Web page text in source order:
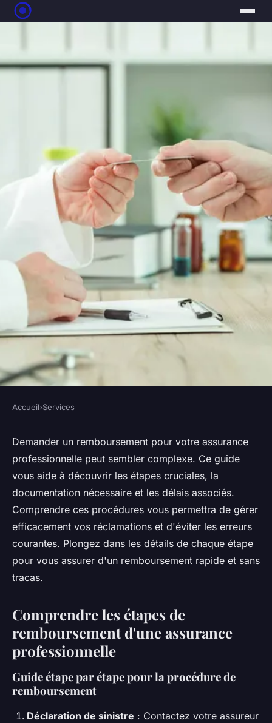
Assurance professionnelle :
comprendre les procédures de
remboursement
Lilou•26 juillet 2024•3 min de lecture
Accueil›Services
Demander un remboursement pour votre assurance
professionnelle peut sembler complexe. Ce guide
vous aide à découvrir les étapes cruciales, la
documentation nécessaire et les délais associés.
Comprendre ces procédures vous permettra de gérer
efficacement vos réclamations et d'éviter les erreurs
courantes. Plongez dans les détails de chaque étape
pour vous assurer d'un remboursement rapide et sans
tracas.
Comprendre les étapes de
remboursement d'une assurance
professionnelle
Guide étape par étape pour la procédure de
remboursement
Déclaration de sinistre : Contactez votre assureur